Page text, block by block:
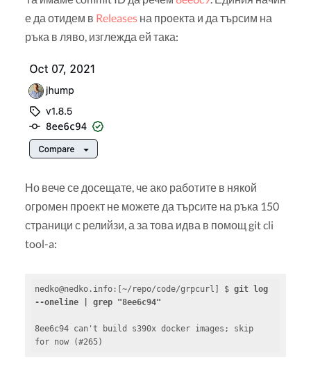
е да отидем в Releasesна проекта и да търсим на
ръка в ляво, изглежда ей така:
Но вече се досещате, че ако работите в някой
огромен проект не можете да търсите на ръка 150
страници с релийзи, а за това идва в помощ git cli
tool-a:
nedko@nedko.info :[~/repo/code/grpcurl] $ git log
--oneline | grep "8ee6c94"
8ee6c94 can't build s390x docker images; skip
for now (#265)